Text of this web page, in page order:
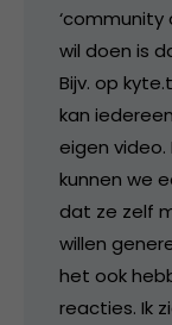
‘community
wil doen is
Bijv. op
kan
eigen video.
kunnen we
dat ze zelf
willen
het ook
reacties. Ik